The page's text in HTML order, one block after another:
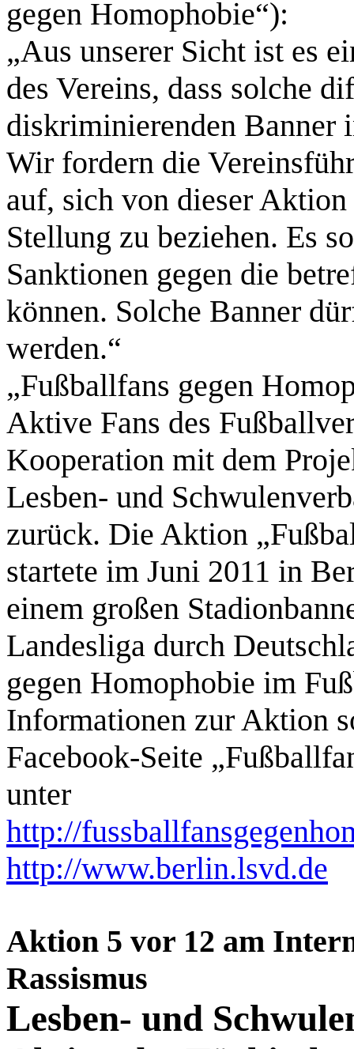
gegen Homophobie“):
„Aus unserer Sicht ist es
des Vereins, dass solche
diskriminierenden Banner
Wir fordern die
auf, sich von dieser
Stellung zu beziehen. Es
Sanktionen gegen die
können. Solche Banner
werden.“
„Fußballfans gegen
Aktive Fans des
Kooperation mit dem
Lesben- und
zurück. Die Aktion
startete im Juni 2011 in
einem großen
Landesliga durch
gegen Homophobie im
Informationen zur Aktion
Facebook-Seite
unter
http://
http://www.berlin.lsvd.de
Aktion 5 vor 12 am
Rassismus
Lesben- und